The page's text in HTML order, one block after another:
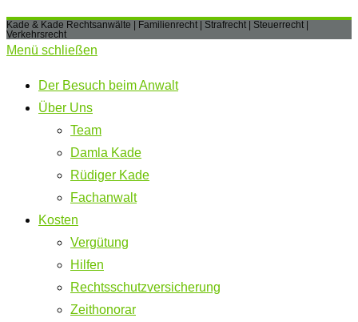
Kade & Kade Rechtsanwälte | Familienrecht | Strafrecht | Steuerrecht |
Verkehrsrecht
Menü schließen
Der Besuch beim Anwalt
Über Uns
Team
Damla Kade
Rüdiger Kade
Fachanwalt
Kosten
Vergütung
Hilfen
Rechtsschutzversicherung
Zeithonorar